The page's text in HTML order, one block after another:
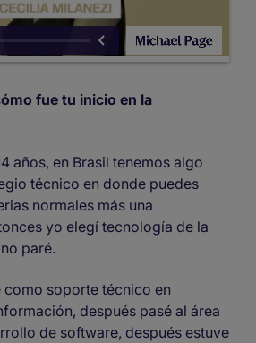
fue tu inicio en la
años, en Brasil tenemos algo
técnico en donde puedes
normales más una
yo elegí tecnología de la
paré.
como soporte técnico en
después pasé al área
de software, después estuve